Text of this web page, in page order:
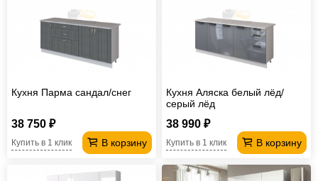
Кухня Парма сандал/снег
38 750 ₽
В корзину
Купить в 1 клик
Кухня Аляска белый лёд/
серый лёд
38 990 ₽
В корзину
Купить в 1 клик